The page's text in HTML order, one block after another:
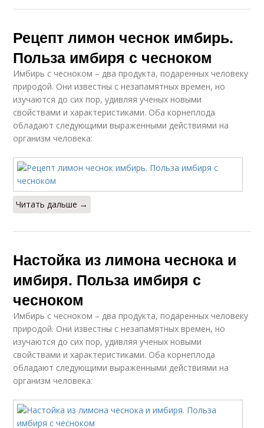
Рецепт лимон чеснок имбирь.
Польза имбиря с чесноком
Имбирь с чесноком – два продукта, подаренных человеку
природой. Они известны с незапамятных времен, но
изучаются до сих пор, удивляя ученых новыми
свойствами и характеристиками. Оба корнеплода
обладают следующими выраженными действиями на
организм человека:
Читать дальше →
Настойка из лимона чеснока и
имбиря. Польза имбиря с
чесноком
Имбирь с чесноком – два продукта, подаренных человеку
природой. Они известны с незапамятных времен, но
изучаются до сих пор, удивляя ученых новыми
свойствами и характеристиками. Оба корнеплода
обладают следующими выраженными действиями на
организм человека: